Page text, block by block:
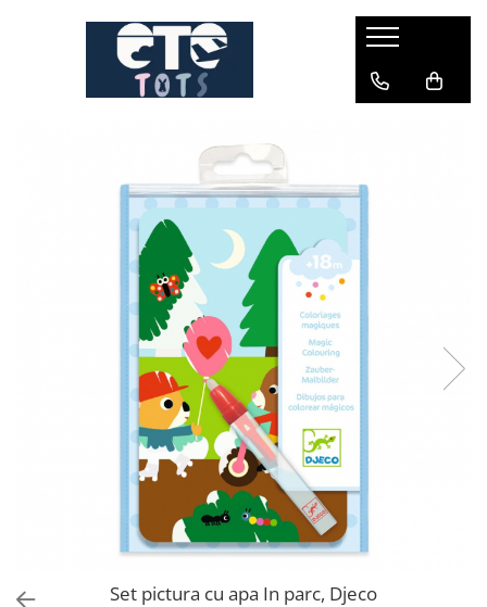
CĂRUCIOARE & SCAUNE AUTO
cărucioare U-GROW
scaune auto pentru avion
accesorii cărucioare
accesorii scaun auto
accesorii scaun avion
Set pictura cu apa In parc, Djeco